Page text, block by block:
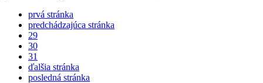
prvá stránka
predchádzajúca stránka
29
30
31
ďalšia stránka
posledná stránka